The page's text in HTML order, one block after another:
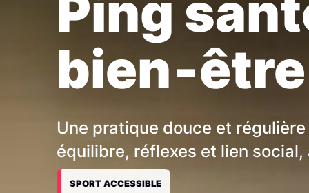
Présentation du club
Label Accueil 2025
Actualités
Galerie
Baby ping
Jeunes
Adultes
Ping
Équipes & résultats
Compétitions officielles
Stats
Bilan
bien‑être
Une pratique douce et
équilibre, réflexes et lien
SPORT ACCESSIBLE